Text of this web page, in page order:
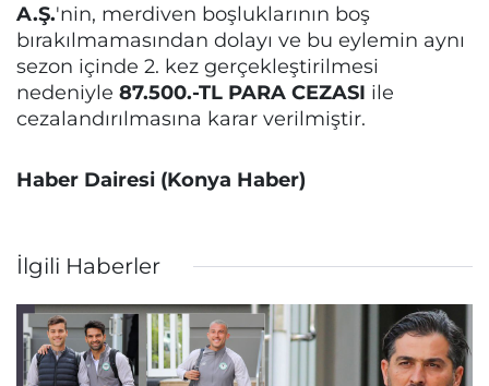
A.Ş.'nin, merdiven boşluklarının boş
bırakılmamasından dolayı ve bu eylemin aynı
sezon içinde 2. kez gerçekleştirilmesi
nedeniyle 87.500.-TL PARA CEZASI ile
cezalandırılmasına karar verilmiştir.
Haber Dairesi (Konya Haber)
İlgili Haberler